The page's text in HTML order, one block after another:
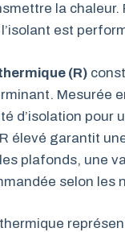
la chaleur.
est
(R)
Mesurée
d’isolation pour
élevé garantit
plafonds, une
selon les